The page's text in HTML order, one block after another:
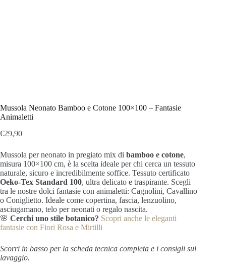
Mussola Neonato Bamboo e Cotone 100×100 – Fantasie
Animaletti
€29,90
Mussola per neonato in pregiato mix di bamboo e cotone,
misura 100×100 cm, è la scelta ideale per chi cerca un tessuto
naturale, sicuro e incredibilmente soffice. Tessuto certificato
Oeko-Tex Standard 100, ultra delicato e traspirante. Scegli
tra le nostre dolci fantasie con animaletti: Cagnolini, Cavallino
o Coniglietto. Ideale come copertina, fascia, lenzuolino,
asciugamano, telo per neonati o regalo nascita.
🌸 Cerchi uno stile botanico? Scopri anche le eleganti
fantasie con Fiori Rosa e Mirtilli
Scorri in basso per la scheda tecnica completa e i consigli sul
lavaggio.